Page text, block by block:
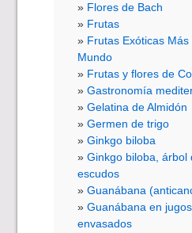
Flores de Bach
Frutas
Frutas Exóticas
Mundo
Frutas y flores de
Gastronomía
Gelatina de Almidón
Germen de trigo
Ginkgo biloba
Ginkgo biloba, árbol
escudos
Guanábana
Guanábana en
envasados